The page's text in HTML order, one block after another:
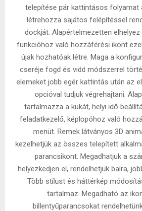
telepítése pár kattintásos folyamat
létrehozza sajátos felépítéssel
dockját. Alapértelmezetten elhelyez
funkcióhoz való hozzáférési ikont
újak hozhatóak létre. Maga a
cseréje fogd és vidd módszerrel
elemeket jobb egér kattintás után az
opcióval tudjuk végrehajtani.
tartalmazza a kukát, helyi idő
feladatkezelő, képlopóhoz való
menüt. Remek látványos 3D
kezelhetjük az összes telepített
parancsikont. Megadhatjuk a
helyezkedjen el, rendelhetjük balra,
Több stílust és háttérkép
tartalmaz. Megadható az
billentyűparancsokat